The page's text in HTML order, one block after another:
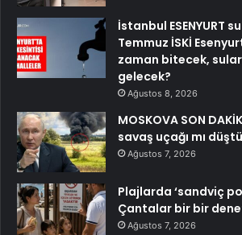
İstanbul ESENYURT
Temmuz İSKİ
zaman bitecek,
gelecek?
Ağustos 8, 2026
MOSKOVA SON
savaş uçağı mı
Ağustos 7, 2026
Plajlarda ‘sandviç
Çantalar bir bir
Ağustos 7, 2026